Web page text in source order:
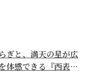
ぎと、満天の星が広
体感できる『西表島